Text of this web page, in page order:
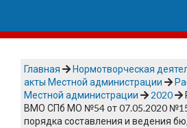
Главная Нормотворческая
акты Местной администрации
Местной администрации
2020
ВМО СПб МО №54 от 07.05.2020
порядка составления и ведения